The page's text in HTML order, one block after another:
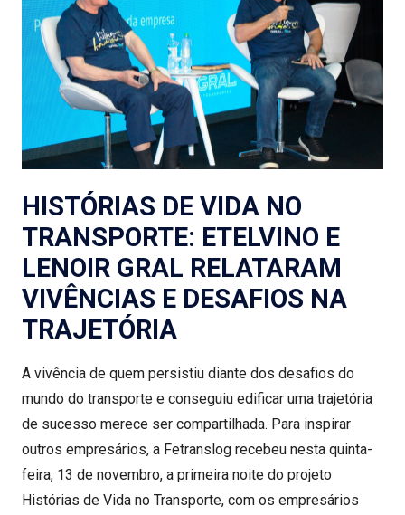
HISTÓRIAS DE VIDA NO
TRANSPORTE: ETELVINO E
LENOIR GRAL RELATARAM
VIVÊNCIAS E DESAFIOS NA
TRAJETÓRIA
A vivência de quem persistiu diante dos desafios do
mundo do transporte e conseguiu edificar uma trajetória
de sucesso merece ser compartilhada. Para inspirar
outros empresários, a Fetranslog recebeu nesta quinta-
feira, 13 de novembro, a primeira noite do projeto
Histórias de Vida no Transporte, com os empresários